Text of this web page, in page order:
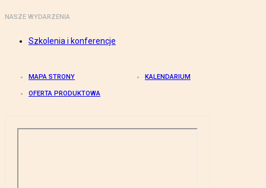
NASZE WYDARZENIA
Szkolenia i konferencje
MAPA STRONY KALENDARIUM
OFERTA PRODUKTOWA